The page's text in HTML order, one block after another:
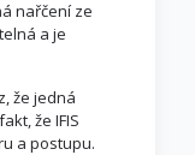
nařčení ze
a je
že jedná
že IFIS
a postupu.